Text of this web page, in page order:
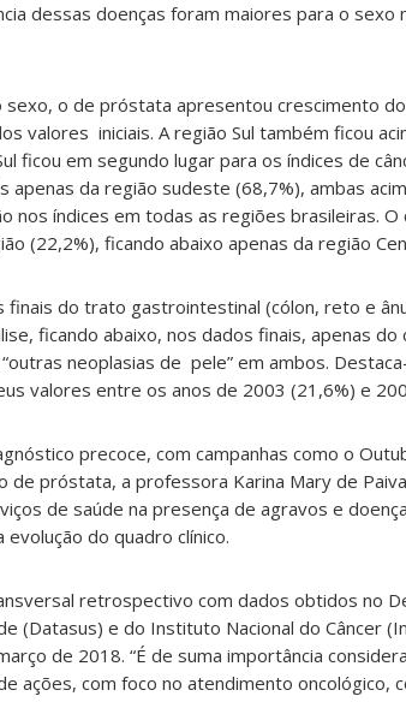
dessas doenças foram maiores para o sexo
sexo, o de próstata apresentou crescimento
valores iniciais. A região Sul também ficou
ficou em segundo lugar para os índices de
da região sudeste (68,7%), ambas
nos índices em todas as regiões brasileiras. O
(22,2%), ficando abaixo apenas da região
finais do trato gastrointestinal (cólon, reto e
ficando abaixo, nos dados finais, apenas do
neoplasias de pele” em ambos.
valores entre os anos de 2003 (21,6%) e
precoce, com campanhas como o
de próstata, a professora Karina Mary de
de saúde na presença de agravos e
do quadro clínico.
retrospectivo com dados obtidos no
(Datasus) e do Instituto Nacional do Câncer
de 2018. “É de suma importância
ações, com foco no atendimento oncológico,